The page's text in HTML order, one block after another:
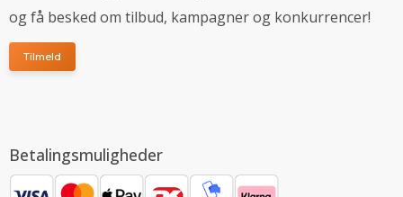
og få besked om tilbud, kampagner og konkurrencer!
Tilmeld
Betalingsmuligheder